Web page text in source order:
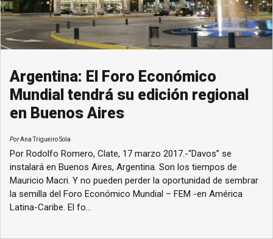
Argentina: El Foro Económico
Mundial tendrá su edición regional
en Buenos Aires
PorAna Trigueiro Sola
Por Rodolfo Romero, Clate, 17 marzo 2017.-“Davos” se
instalará en Buenos Aires, Argentina. Son los tiempos de
Mauricio Macri. Y no pueden perder la oportunidad de sembrar
la semilla del Foro Económico Mundial – FEM -en América
Latina-Caribe. El fo...